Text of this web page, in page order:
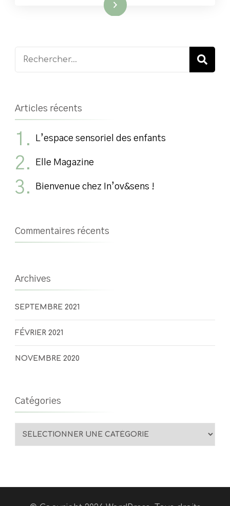
Lire la suite
Recherche
pour
Articles récents
L’espace sensoriel des enfants
Elle Magazine
Bienvenue chez In’ov&sens !
Commentaires récents
Archives
SEPTEMBRE 2021
FÉVRIER 2021
NOVEMBRE 2020
Catégories
Catégories